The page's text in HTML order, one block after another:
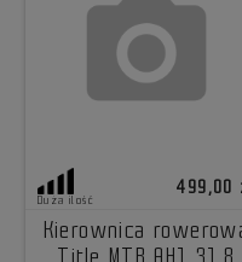
Duża ilość
499,00
Kierownica